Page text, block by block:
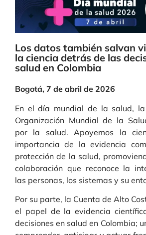
Los datos también salvan
la ciencia detrás de las
salud en Colombia
Bogotá, 7 de abril de 2026
En el día mundial de la salud,
Organización Mundial de la
por la salud. Apoyemos la
importancia de la evidencia
protección de la salud,
colaboración que reconoce la
las personas, los sistemas y su
Por su parte, la Cuenta de Alto
el papel de la evidencia
decisiones en salud en Colombia;